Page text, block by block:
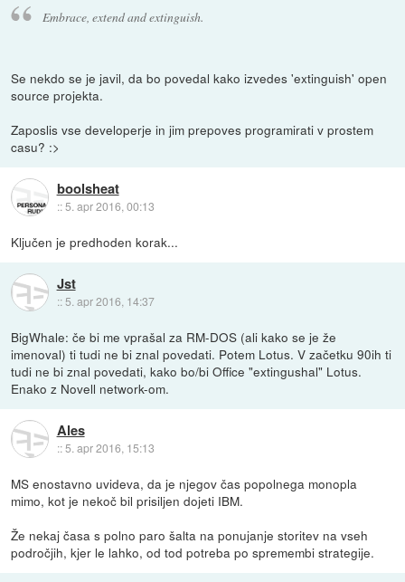
Embrace, extend and extinguish.
Se nekdo se je javil, da bo povedal kako izvedes 'extinguish' open
source projekta.
Zaposlis vse developerje in jim prepoves programirati v prostem
casu? :>
boolsheat
::5. apr 2016, 00:13
Ključen je predhoden korak...
Jst
:: 5. apr 2016, 14:37
BigWhale: če bi me vprašal za RM-DOS (ali kako se je že
imenoval) ti tudi ne bi znal povedati. Potem Lotus. V začetku 90ih ti
tudi ne bi znal povedati, kako bo/bi Office "extingushal" Lotus.
Enako z Novell network-om.
Ales
::5. apr 2016, 15:13
MS enostavno uvideva, da je njegov čas popolnega monopla
mimo, kot je nekoč bil prisiljen dojeti IBM.
Že nekaj časa s polno paro šalta na ponujanje storitev na vseh
področjih, kjer le lahko, od tod potreba po spremembi strategije.